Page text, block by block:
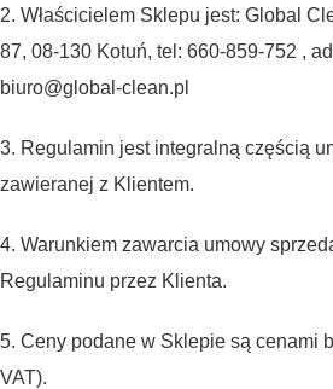
2. Właścicielem Sklepu jest: Global
87, 08-130 Kotuń, tel: 660-859-752 ,
biuro@global-clean.pl
3. Regulamin jest integralną częścią
zawieranej z Klientem.
4. Warunkiem zawarcia umowy
Regulaminu przez Klienta.
5. Ceny podane w Sklepie są cenami
VAT).